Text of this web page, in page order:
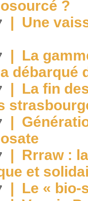
?
| Une
| La
débarqué
| La fin
|
| Rrraw :
et
| Le « bio-